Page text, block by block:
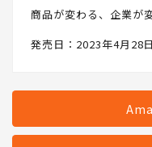
商品が変わる、企業が
発売日：2023年4月28日